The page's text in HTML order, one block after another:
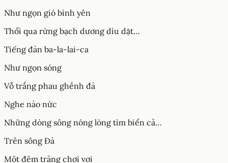
Như ngọn gió bình yên
Thổi qua rừng bạch dương dìu dặt…
Tiếng đàn ba-la-lai-ca
Như ngọn sóng
Vỗ trắng phau ghềnh đá
Nghe náo nức
Những dòng sông nóng lòng tìm biển cả…
Trên sông Đà
Một đêm trăng chơi vơi